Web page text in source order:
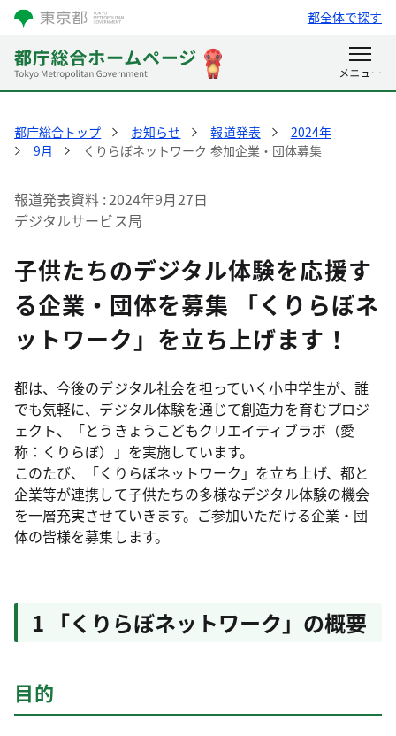
都全体で探す
都庁総合トップ お知らせ 報道発表
2024年
9月
くりらぼネットワーク 参加企業・団体募集
報道発表資料 2024年9月27日
デジタルサービス局
子供たちのデジタル体験を応援す
る企業・団体を募集 「くりらぼネ
ットワーク」を立ち上げます！
都は、今後のデジタル社会を担っていく小中学生が、誰
でも気軽に、デジタル体験を通じて創造力を育むプロジ
ェクト、「とうきょうこどもクリエイティブラボ（愛
称：くりらぼ）」を実施しています。
このたび、「くりらぼネットワーク」を立ち上げ、都と
企業等が連携して子供たちの多様なデジタル体験の機会
を一層充実させていきます。ご参加いただける企業・団
体の皆様を募集します。
1 「くりらぼネットワーク」の概要
目的